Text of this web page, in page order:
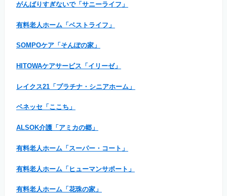
がんばりすぎないで「サニーライフ」
有料老人ホーム「ベストライフ」
SOMPOケア「そんぽの家」
HITOWAケアサービス「イリーゼ」
レイクス21「プラチナ・シニアホーム」
ベネッセ「ここち」
ALSOK介護「アミカの郷」
有料老人ホーム「スーパー・コート」
有料老人ホーム「ヒューマンサポート」
有料老人ホーム「花珠の家」